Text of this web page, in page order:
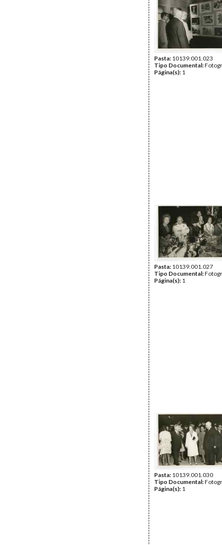
Pasta: 10139.001.023
Tipo Documental:
Página(s): 1
Pasta: 10139.001.027
Tipo Documental:
Página(s): 1
Pasta: 10139.001.030
Tipo Documental:
Página(s): 1